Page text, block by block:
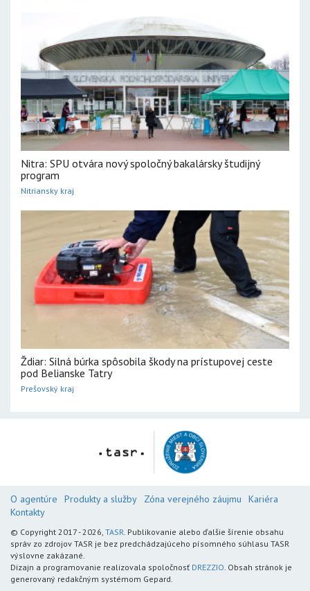
Nitra: SPU otvára nový spoločný bakalársky študijný
program
Nitriansky kraj
Ždiar: Silná búrka spôsobila škody na prístupovej ceste
pod Belianske Tatry
Prešovský kraj
O agentúre Produkty a služby Zóna verejného záujmu
Kariéra
Kontakty
© Copyright 2017 - 2026, TASR. Publikovanie alebo ďalšie šírenie obsahu
správ zo zdrojov TASR je bez predchádzajúceho písomného súhlasu TASR
výslovne zakázané.
Dizajn a programovanie realizovala spoločnosť DREZZIO. Obsah stránok je
generovaný redakčným systémom Gepard.